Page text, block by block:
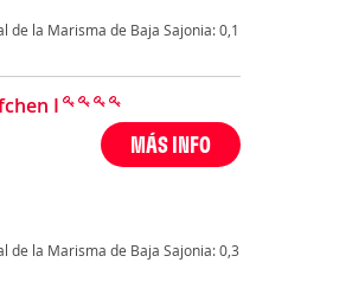
de la Marisma de Baja Sajonia: 0,1
I
MÁS INFO
de la Marisma de Baja Sajonia: 0,3